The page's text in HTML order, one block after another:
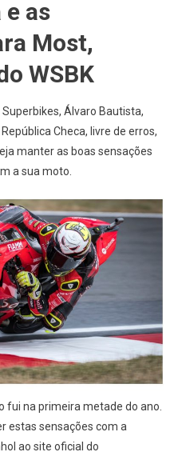
as
Most,
WSBK
Álvaro Bautista,
Checa, livre de erros,
manter as boas sensações
a sua moto.
fui na primeira metade do ano.
estas sensações com a
ao site oficial do